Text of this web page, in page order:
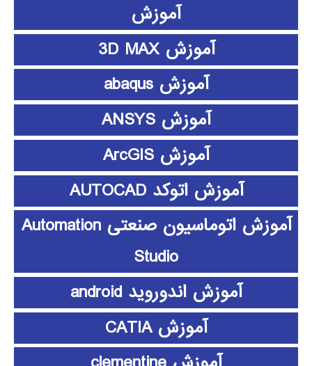
آموزش
آموزش 3D MAX
آموزش abaqus
آموزش ANSYS
آموزش ArcGIS
آموزش اتوکد AUTOCAD
آموزش اتوماسیون صنعتی Automation
Studio
آموزش اندوروید android
آموزش CATIA